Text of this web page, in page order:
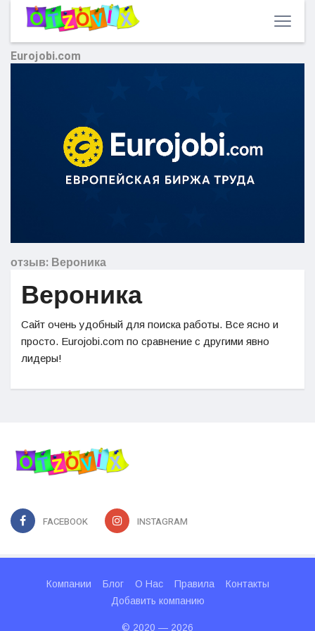
Eurojobi.com
отзыв: Вероника
Вероника
Сайт очень удобный для поиска работы. Все ясно и
просто. Eurojobi.com по сравнение с другими явно
лидеры!
FACEBOOK INSTAGRAM
Компании Блог О Нас Правила
Контакты
Добавить компанию
© 2020 — 2026